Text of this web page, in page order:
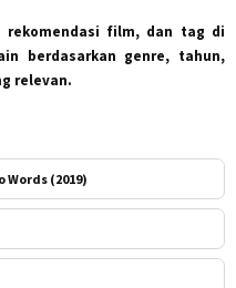
rekomendasi film, dan tag di
berdasarkan genre, tahun,
relevan.
(2019)